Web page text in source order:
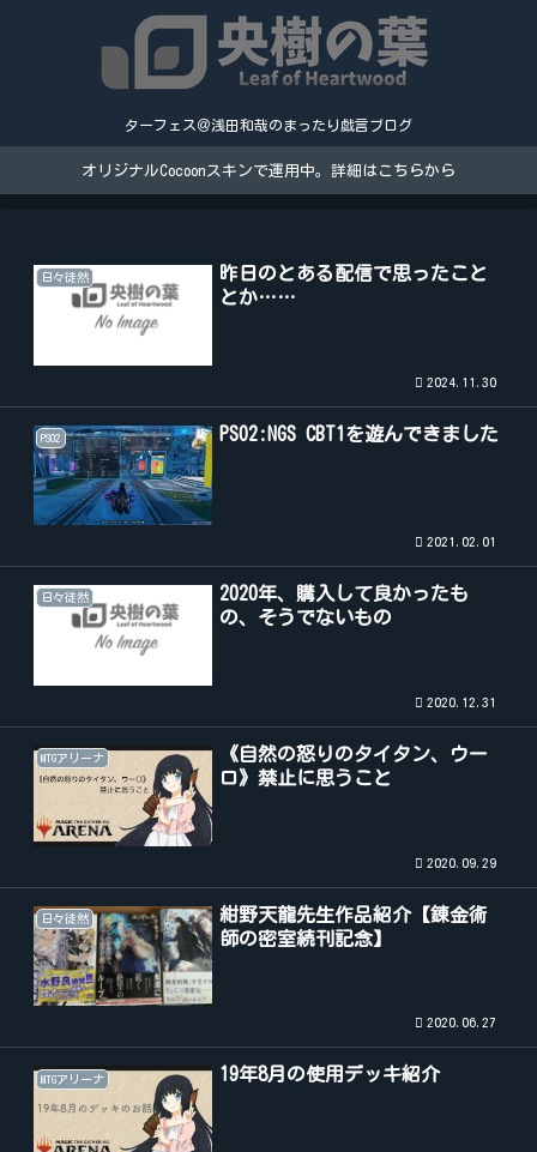
ターフェス＠浅田和哉のまったり戯言ブログ
オリジナルCocoonスキンで運用中。詳細はこちらから
日々徒然
昨日のとある配信で思ったこと
とか……
2024.11.30
PSO2 PSO2:NGS CBT1を遊んできました
2021.02.01
日々徒然
2020年、購入して良かったも
の、そうでないもの
2020.12.31
MTGアリーナ
《自然の怒りのタイタン、ウー
ロ》禁止に思うこと
2020.09.29
日々徒然
紺野天龍先生作品紹介【錬金術
師の密室続刊記念】
2020.06.27
MTGアリーナ 19年8月の使用デッキ紹介